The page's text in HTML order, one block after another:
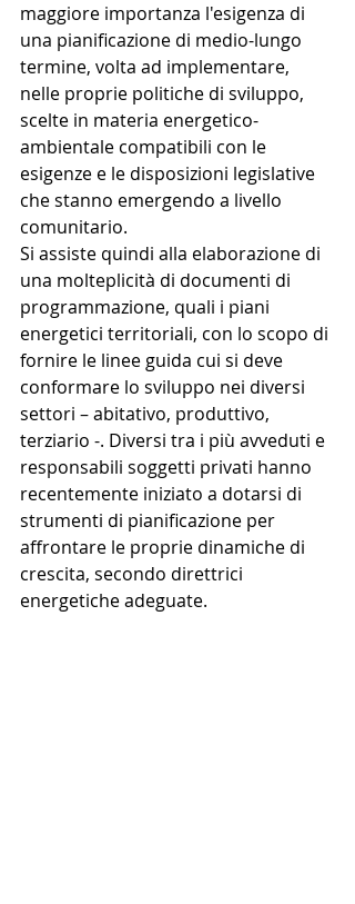
maggiore importanza l'esigenza di
una pianificazione di medio-lungo
termine, volta ad implementare,
nelle proprie politiche di sviluppo,
scelte in materia energetico-
ambientale compatibili con le
esigenze e le disposizioni legislative
che stanno emergendo a livello
comunitario.
Si assiste quindi alla elaborazione di
una molteplicità di documenti di
programmazione, quali i piani
energetici territoriali, con lo scopo di
fornire le linee guida cui si deve
conformare lo sviluppo nei diversi
settori – abitativo, produttivo,
terziario -. Diversi tra i più avveduti e
responsabili soggetti privati hanno
recentemente iniziato a dotarsi di
strumenti di pianificazione per
affrontare le proprie dinamiche di
crescita, secondo direttrici
energetiche adeguate.